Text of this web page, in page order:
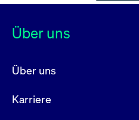
Über uns
Über uns
Karriere